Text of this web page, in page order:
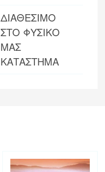
ΔΙΑΘΕΣΙΜΟ
ΣΤΟ ΦΥΣΙΚΟ
ΜΑΣ
ΚΑΤΑΣΤΗΜΑ